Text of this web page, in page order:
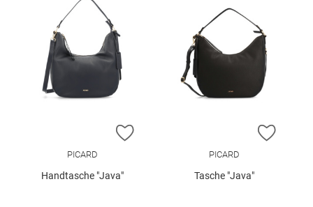
ZUR WUNSCHLISTE HINZUFÜGEN
PICARD
Handtasche "Java"
ZUR
PICARD
Tasche "Java"